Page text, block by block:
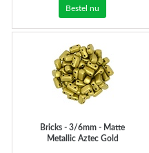
Bestel nu
Bricks - 3/6mm - Matte
Metallic Aztec Gold